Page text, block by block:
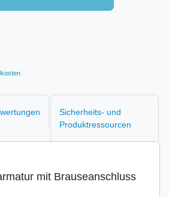
Sicherheits- und
Produktressourcen
mit Brauseanschluss